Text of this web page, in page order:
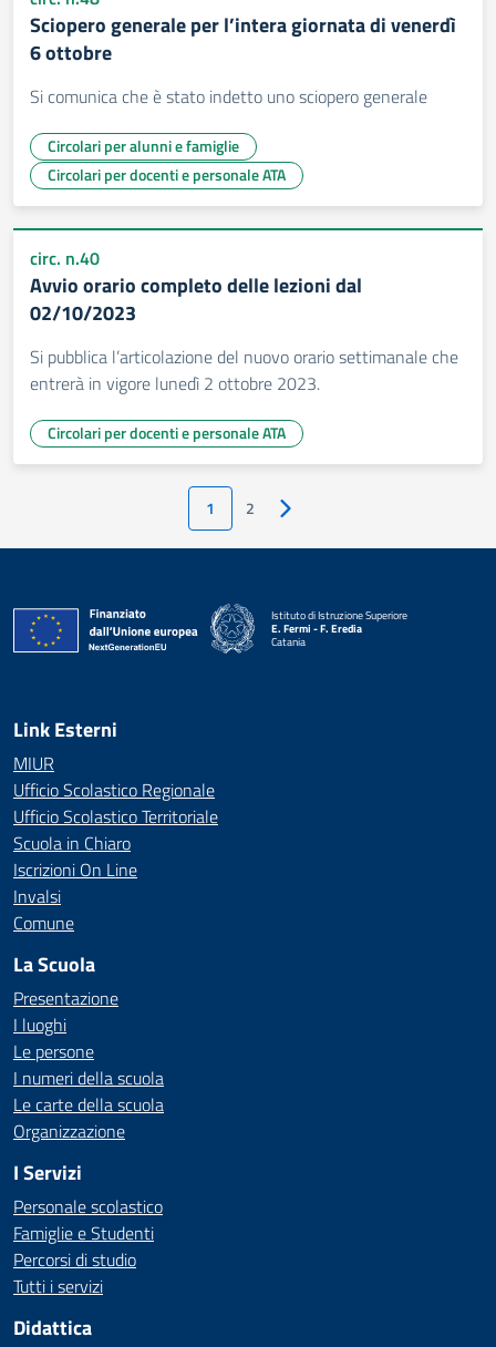
Sciopero generale per l’intera giornata di venerdì
6 ottobre
Si comunica che è stato indetto uno sciopero generale
Circolari per alunni e famiglie
Circolari per docenti e personale ATA
circ. n.40
Avvio orario completo delle lezioni dal
02/10/2023
Si pubblica l’articolazione del nuovo orario settimanale che
entrerà in vigore lunedì 2 ottobre 2023.
Circolari per docenti e personale ATA
1 2 Pagina successiva
Istituto di Istruzione Superiore
E. Fermi - F. Eredia
Catania
Link Esterni
MIUR
Ufficio Scolastico Regionale
Ufficio Scolastico Territoriale
Scuola in Chiaro
Iscrizioni On Line
Invalsi
Comune
La Scuola
Presentazione
I luoghi
Le persone
I numeri della scuola
Le carte della scuola
Organizzazione
I Servizi
Personale scolastico
Famiglie e Studenti
Percorsi di studio
Tutti i servizi
Didattica